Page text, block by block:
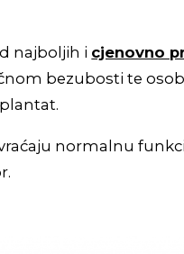
najboljih i cjenovno
bezubosti te
normalnu